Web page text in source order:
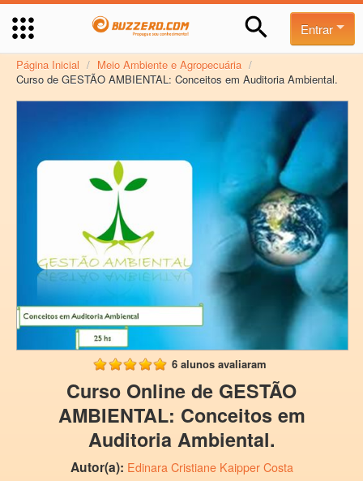
Entrar
Página Inicial / Meio Ambiente e Agropecuária /
Curso de GESTÃO AMBIENTAL: Conceitos em Auditoria Ambiental.
6 alunos avaliaram
Curso Online de GESTÃO
AMBIENTAL: Conceitos em
Auditoria Ambiental.
Autor(a): Edinara Cristiane Kaipper Costa